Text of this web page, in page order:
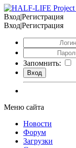
Вход|Регистрация
Вход|Регистрация
Запомнить:
Меню сайта
Новости
Форум
Загрузки